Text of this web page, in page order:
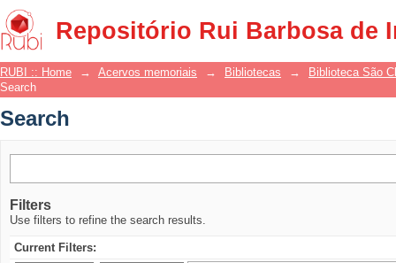
Repositório Rui Barbosa de
Search
RUBI :: Home → Acervos memoriais → Bibliotecas →
Biblioteca São
Search
Search
Filters
Use filters to refine the search results.
Current Filters: